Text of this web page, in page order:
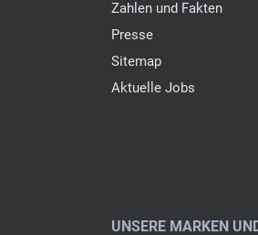
Zahlen und Fakten
Presse
Sitemap
Aktuelle Jobs
UNSERE MARKEN